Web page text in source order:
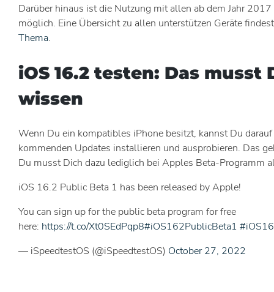
Darüber hinaus ist die Nutzung mit allen ab dem Jahr
möglich. Eine Übersicht zu allen unterstützen Geräte
Thema.
iOS 16.2 testen: Das musst
wissen
Wenn Du ein kompatibles iPhone besitzt, kannst Du
kommenden Updates installieren und ausprobieren. Das
Du musst Dich dazu lediglich bei Apples Beta-Programm
iOS 16.2 Public Beta 1 has been released by Apple!
You can sign up for the public beta program for free
here: https://t.co/Xt0SEdPqp8#iOS162PublicBeta1
— iSpeedtestOS (@iSpeedtestOS) October 27, 2022